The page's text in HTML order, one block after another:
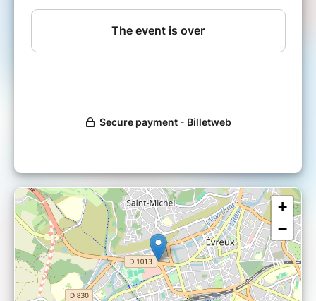
l'événement.
Horaires d'ouverture :
* Pass VIP : 10h00
maintenant et profitez d'un tarif avantageux
notre événement exceptionnel au Halle des
Expositions d'Evreux !
✨ Invités spéciaux et surprises :Des
animations à découvrir sur place !
•Hiroki Takahashi : Le chanteur du premier
générique de Dragon Ball
•Benoît du Pac: Comédien voix off, c'est la
+
−